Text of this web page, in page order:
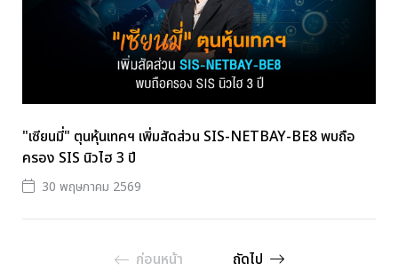
"เซียนมี่" ตุนหุ้นเทคฯ เพิ่มสัดส่วน SIS-NETBAY-BE8 พบถือ
ครอง SIS นิวไฮ 3 ปี
30 พฤษภาคม 2569
ก่อนหน้า ถัดไป